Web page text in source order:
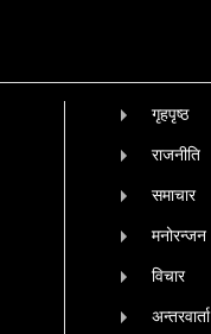
गृहपृष्‍ठ
राजनीति
समाचार
मनोरन्जन
विचार
अन्तरवार्ता